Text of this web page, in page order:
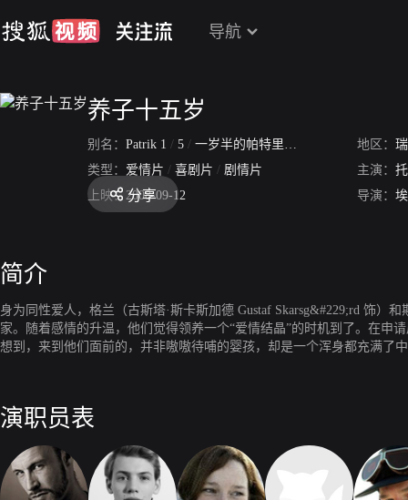
导航
养子十五岁
别名： Patrik 1 / 5 / 一岁半的帕特里克 领养风波/ 养子
地区：
类型： 爱情片 / 喜剧片 / 剧情片 主演：
上映： 2008-09-12 导演：
分享
简介
身为同性爱人，格兰（古斯塔·斯卡斯加德 Gustaf Skarsg&#229;rd 饰）
家。随着感情的升温，他们觉得领养一个“爱情结晶”的时机到了。在申
想到，来到他们面前的，并非嗷嗷待哺的婴孩，却是一个浑身都充满
演职员表